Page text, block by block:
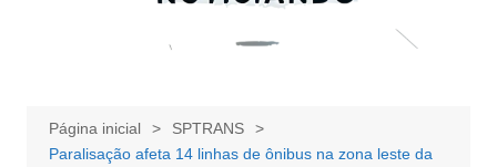
Página inicial
SPTRANS
Paralisação afeta 14 linhas de ônibus na zona leste da